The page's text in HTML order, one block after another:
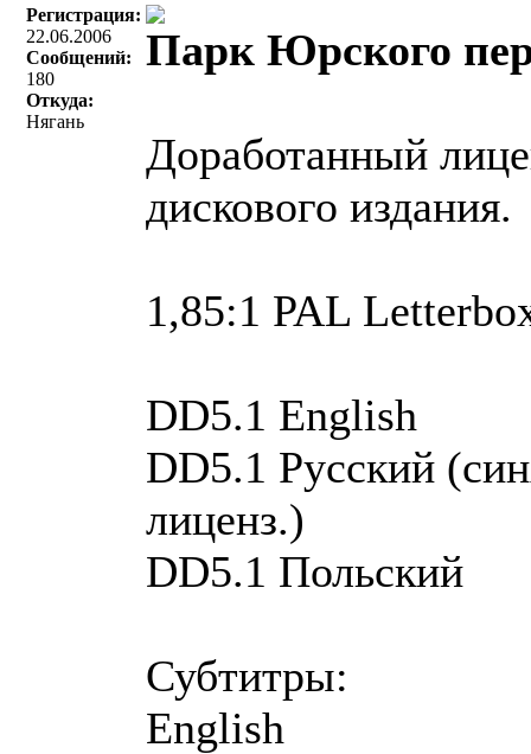
Регистрация:
22.06.2006
Сообщений:
180
Откуда:
Нягань
Парк Юрского
Доработанный
дискового издания.
1,85:1 PAL
DD5.1 English
DD5.1 Русский
лиценз.)
DD5.1 Польский
Субтитры:
English